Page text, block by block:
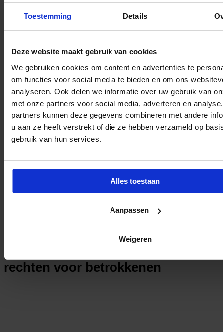
Toestemming Details
Deze website maakt gebruik van cookies
We gebruiken cookies om content en advertenties te
om functies voor social media te bieden en om ons
analyseren. Ook delen we informatie over uw gebruik van
met onze partners voor social media, adverteren en
partners kunnen deze gegevens combineren met andere
u aan ze heeft verstrekt of die ze hebben verzameld op
gebruik van hun services.
Alles toestaan
Aanpassen
Weigeren
Nieuwsbrief
Home»Data»10 belangrijke veranderingen die de AVG gaat
10 belangrijke veranderingen die de AVG
gaat brengen – deel 2
Data,Finance en Control, Juridisch
Laat een reactie achter
2,864 Bekeken
Op 25 mei 2018 treedt de Algemene Verordening
Gegevensbescherming (AVG) in werking. Als het gaat om de
verwerking van persoonsgegevens hebben we vanaf dat moment niet
meer te maken met de Wet bescherming persoonsgegevens, maar
met nieuwe regels die in de hele Europese Unie gelijk zijn. Wat
waarin wordt ingegaan op de tien belangrijkste
deel staan de volgende onderwerpen centraal: 6. de rechten
van betrokkenen, 7. nieuwe formaliteiten, 8. internationale
rechten voor betrokkenen